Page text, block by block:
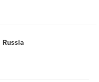
Russia